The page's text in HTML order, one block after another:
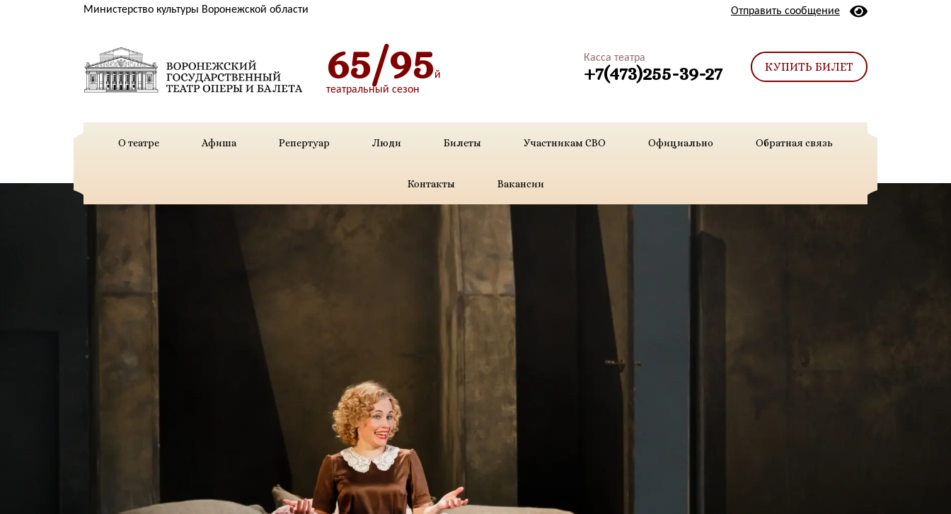
Министерство культуры Воронежской области Отправить сообщение
65/95й
театральный сезон
Касса театра
+7(473)255-39-27 КУПИТЬ БИЛЕТ
О театре Афиша Репертуар Люди Билеты Участникам СВО Официально Обратная связь
Контакты Вакансии